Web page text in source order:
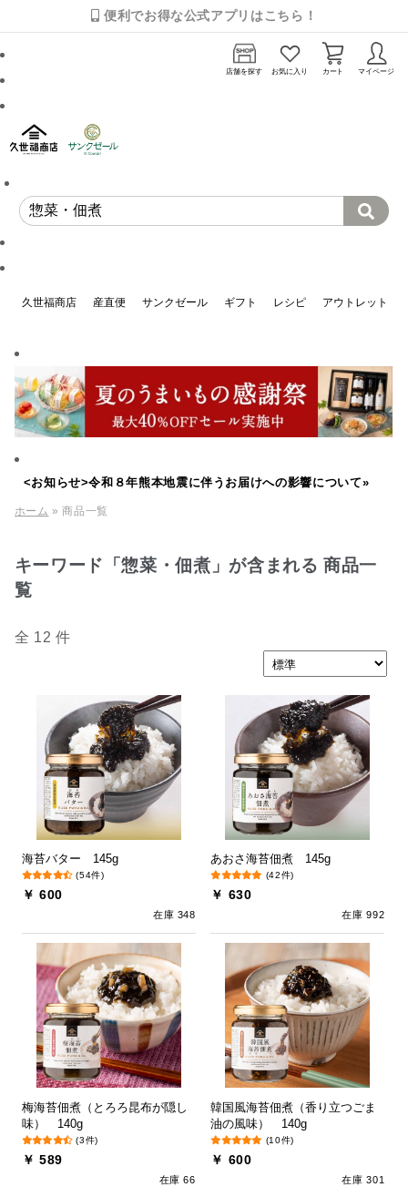
便利でお得な公式アプリはこちら！
店舗を探す お気に入り カート マイページ
久世福商店 産直便 サンクゼール ギフト レシピ アウトレット
<お知らせ>令和８年熊本地震に伴うお届けへの影響について»
ホーム » 商品一覧
キーワード「惣菜・佃煮」が含まれる 商品一
覧
全 12 件
海苔バター 145g
(54件)
￥ 600
在庫 348
あおさ海苔佃煮 145g
(42件)
￥ 630
在庫 992
梅海苔佃煮（とろろ昆布が隠し
味） 140g
(3件)
￥ 589
在庫 66
韓国風海苔佃煮（香り立つごま
油の風味） 140g
(10件)
￥ 600
在庫 301